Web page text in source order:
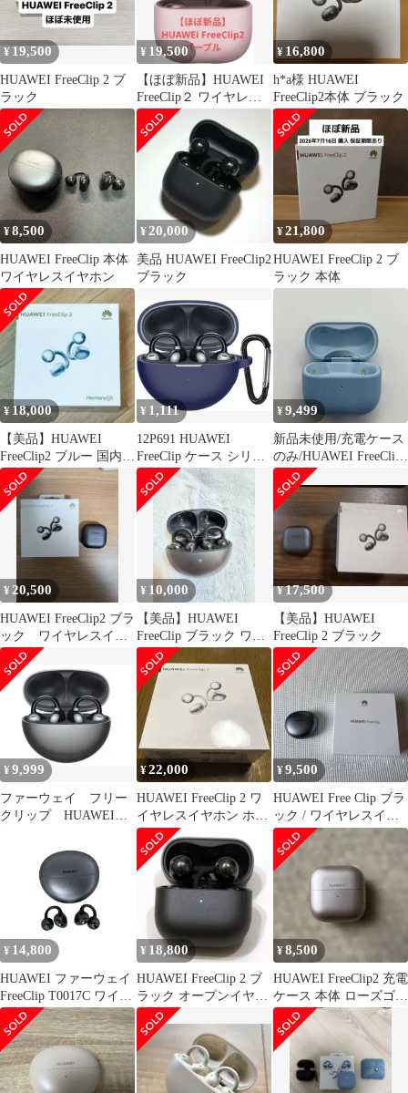
¥ 19,500
HUAWEI FreeClip 2 ブ
ラック
¥ 19,500
【ほぼ新品】HUAWEI
FreeClip２ ワイヤレス
イヤホン
¥ 16,800
h*a様 HUAWEI
FreeClip2本体 ブラック
¥8,500
HUAWEI FreeClip 本体
ワイヤレスイヤホン
¥20,000
美品 HUAWEI FreeClip2
ブラック
¥21,800
HUAWEI FreeClip 2 ブ
ラック 本体
¥18,000
【美品】HUAWEI
FreeClip2 ブルー 国内正
規品
¥ 1,111
12P691 HUAWEI
FreeClip ケース シリコ
ン製 カラビナ付き ブル
ー
¥9,499
新品未使用/充電ケース
のみ/HUAWEI FreeClip
2/ブルー/青/s
¥ 20,500
HUAWEI FreeClip2 ブラ
ック ワイヤレスイヤ
ホン
¥ 10,000
【美品】HUAWEI
FreeClip ブラック ワイ
ヤレスイヤホン オープ
ン型
¥17,500
【美品】HUAWEI
FreeClip 2 ブラック
¥9,999
ファーウェイ フリー
クリップ HUAWEI
¥22,000
HUAWEI FreeClip 2 ワ
イヤレスイヤホン ホワ
イト 新品未開封
¥9,500
HUAWEI Free Clip ブラ
ック / ワイヤレスイヤ
ホン
¥ 14,800
HUAWEI ファーウェイ
FreeClip T0017C ワイヤ
レス イヤホン 音響機器
中古 K11439356
¥ 18,800
HUAWEI FreeClip 2 ブ
ラック オープンイヤー
美品
¥8,500
HUAWEI FreeClip2 充電
ケース 本体 ローズゴー
ルド